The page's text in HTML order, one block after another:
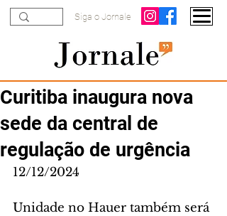
Siga o Jornale
Curitiba inaugura nova
sede da central de
regulação de urgência
12/12/2024
Unidade no Hauer também será